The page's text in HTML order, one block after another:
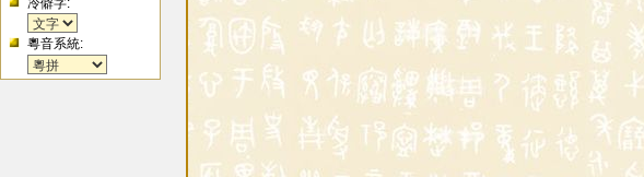
粵音系統: